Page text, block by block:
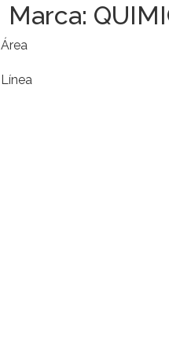
Marca:
Área
Línea